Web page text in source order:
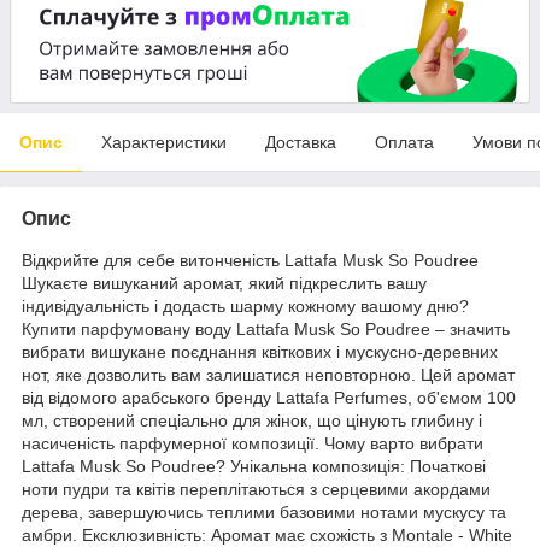
Опис Характеристики Доставка Оплата Умови
Опис
Відкрийте для себе витонченість Lattafa Musk So Poudree
Шукаєте вишуканий аромат, який підкреслить вашу
індивідуальність і додасть шарму кожному вашому дню?
Купити парфумовану воду Lattafa Musk So Poudree – значить
вибрати вишукане поєднання квіткових і мускусно-деревних
нот, яке дозволить вам залишатися неповторною. Цей аромат
від відомого арабського бренду Lattafa Perfumes, об'ємом 100
мл, створений спеціально для жінок, що цінують глибину і
насиченість парфумерної композиції. Чому варто вибрати
Lattafa Musk So Poudree? Унікальна композиція: Початкові
ноти пудри та квітів переплітаються з серцевими акордами
дерева, завершуючись теплими базовими нотами мускусу та
амбри. Ексклюзивність: Аромат має схожість з Montale - White